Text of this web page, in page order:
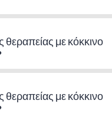
με κόκκινο
με κόκκινο